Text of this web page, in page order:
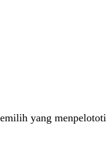
yang menpelototi